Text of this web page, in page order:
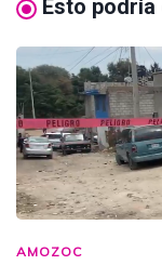
Esto
AMOZOC